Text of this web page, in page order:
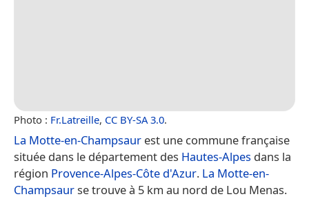
Photo : Fr.Latreille, CC BY-SA 3.0.
La Motte-en-Champsaur est une commune française
située dans le département des Hautes-Alpes dans la
région Provence-Alpes-Côte d'Azur. La Motte-en-
Champsaurse trouve à 5 km au nord de Lou Menas.